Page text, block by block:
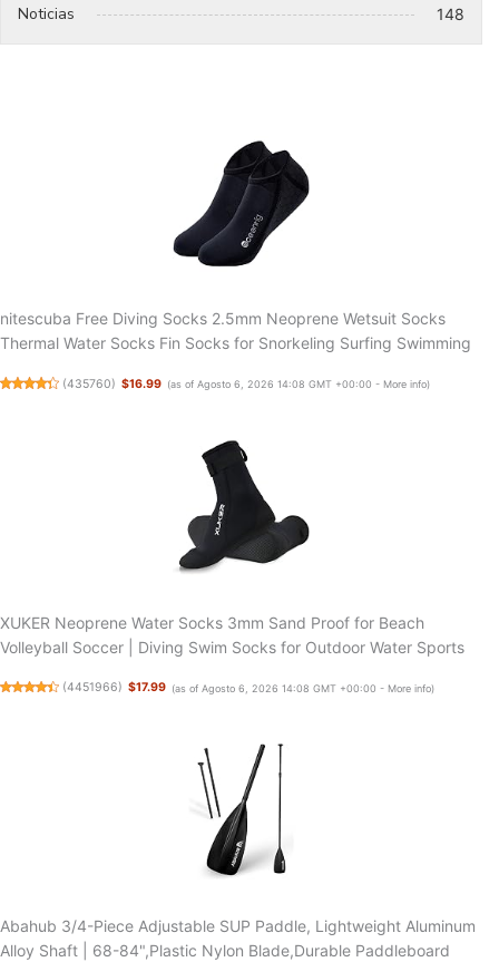
Noticias 148
nitescuba Free Diving Socks 2.5mm Neoprene Wetsuit Socks
Thermal Water Socks Fin Socks for Snorkeling Surfing Swimming
(435760) $16.99 (as of Agosto 6, 2026 14:08 GMT +00:00 - More info)
XUKER Neoprene Water Socks 3mm Sand Proof for Beach
Volleyball Soccer | Diving Swim Socks for Outdoor Water Sports
(4451966) $17.99 (as of Agosto 6, 2026 14:08 GMT +00:00 - More info)
Abahub 3/4-Piece Adjustable SUP Paddle, Lightweight Aluminum
Alloy Shaft | 68-84",Plastic Nylon Blade,Durable Paddleboard